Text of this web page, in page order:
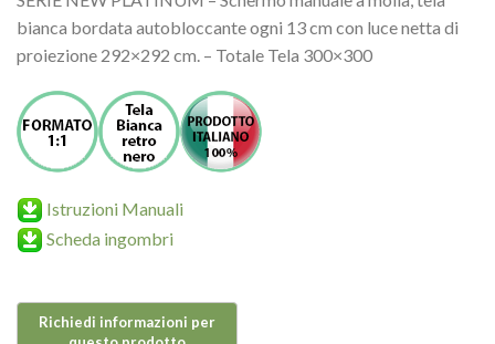
bianca bordata autobloccante ogni 13 cm con luce netta di
proiezione 292×292 cm. – Totale Tela 300×300
Istruzioni Manuali
Scheda ingombri